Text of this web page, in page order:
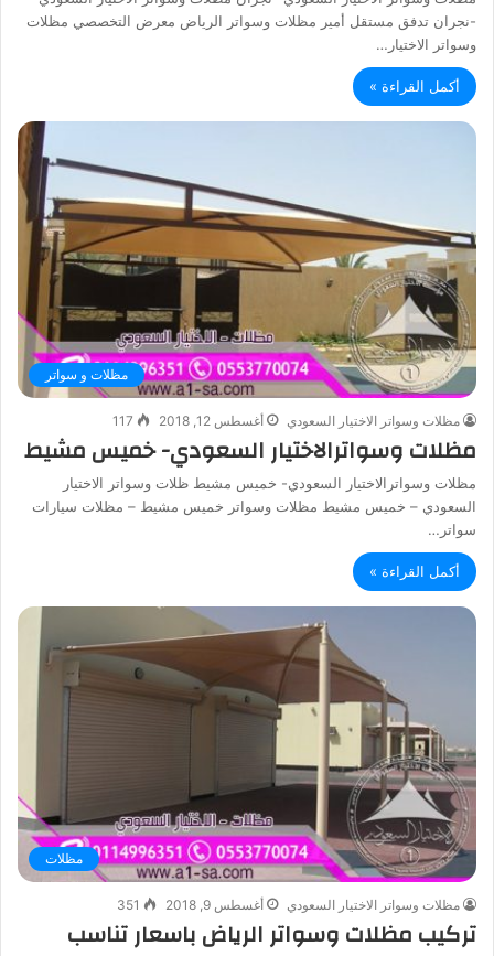
-نجران تدفق مستقل أمير مظلات وسواتر الرياض معرض التخصصي مظلات
وسواتر الاختيار…
أكمل القراءة »
مظلات و سواتر
مظلات وسواتر الاختيار السعودي أغسطس 12, 2018 117
مظلات وسواترالاختيار السعودي- خميس مشيط
مظلات وسواترالاختيار السعودي- خميس مشيط ظلات وسواتر الاختيار
السعودي – خميس مشيط مظلات وسواتر خميس مشيط – مظلات سيارات
سواتر…
أكمل القراءة »
مظلات
مظلات وسواتر الاختيار السعودي أغسطس 9, 2018 351
تركيب مظلات وسواتر الرياض باسعار تناسب